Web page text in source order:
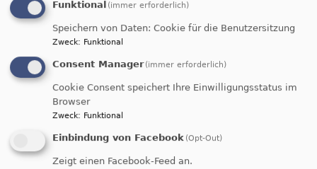
Kinderkunstschule aus
Charkiw
Ausstellung vom 8. - 20. Juli 2025 in der
Stadtkirche Schwabach.
Eröffnung der Ausstellung am 8. Juli um 18
Uhr in der Stadtkirche.
Weiterlesenüber
Funktional (immer erforderlich)
Speichern von Daten: Cookie für die Benutzersitzung
Zweck: Funktional
Consent Manager (immer erforderlich)
Cookie Consent speichert Ihre Einwilligungsstatus im
Browser
Zweck: Funktional
Einbindung von Facebook (Opt-Out)
Zeigt einen Facebook-Feed an.